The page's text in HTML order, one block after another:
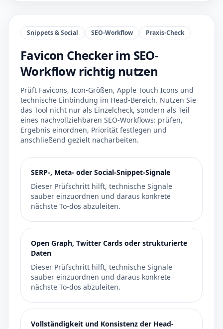
Snippets & Social SEO-Workflow Praxis-Check
Favicon Checker im SEO-
Workflow richtig nutzen
Prüft Favicons, Icon-Größen, Apple Touch Icons und
technische Einbindung im Head-Bereich. Nutzen Sie
das Tool nicht nur als Einzelcheck, sondern als Teil
eines nachvollziehbaren SEO-Workflows: prüfen,
Ergebnis einordnen, Priorität festlegen und
anschließend gezielt nacharbeiten.
SERP-, Meta- oder Social-Snippet-Signale
Dieser Prüfschritt hilft, technische Signale
sauber einzuordnen und daraus konkrete
nächste To-dos abzuleiten.
Open Graph, Twitter Cards oder strukturierte
Daten
Dieser Prüfschritt hilft, technische Signale
sauber einzuordnen und daraus konkrete
nächste To-dos abzuleiten.
Vollständigkeit und Konsistenz der Head-